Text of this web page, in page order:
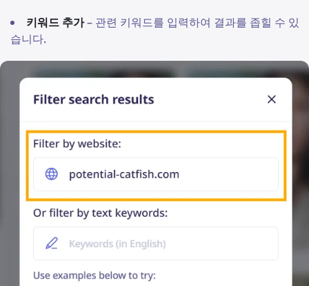
키워드 추가– 관련 키워드를 입력하여 결과를 좁힐 수 있
습니다.